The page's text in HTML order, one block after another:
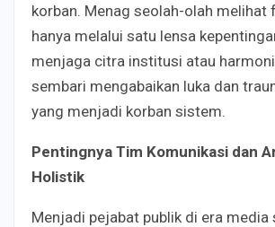
korban. Menag seolah-olah melihat
hanya melalui satu lensa
menjaga citra institusi atau
sembari mengabaikan luka dan
yang menjadi korban sistem.
Pentingnya Tim Komunikasi dan
Holistik
Menjadi pejabat publik di era media